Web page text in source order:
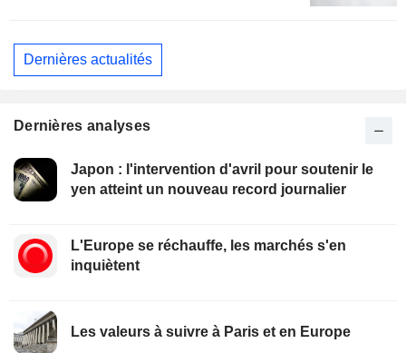
Dernières actualités
Dernières analyses
Japon : l'intervention d'avril pour soutenir le
yen atteint un nouveau record journalier
L'Europe se réchauffe, les marchés s'en
inquiètent
Les valeurs à suivre à Paris et en Europe